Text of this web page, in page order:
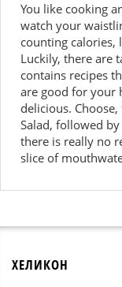
You like cooking
watch your
counting calories,
Luckily, there are
contains recipes
are good for your
delicious.
Salad, followed by
there is really no
slice of
ХЕЛИКОН